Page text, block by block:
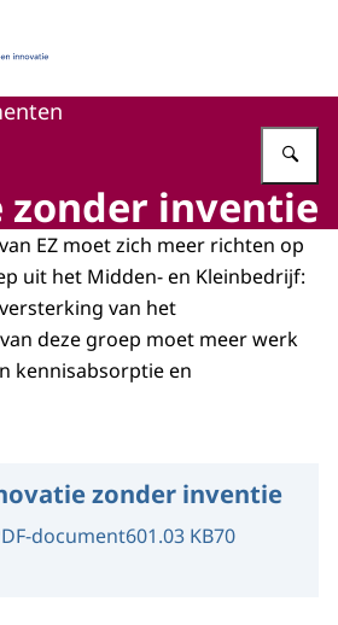
Adviesraad voor wetenschap,
inventie
EZ moet zich meer richten op
uit het Midden- en Kleinbedrijf:
van het
deze groep moet meer werk
kennisabsorptie en
zonder inventie
document601.03 KB70